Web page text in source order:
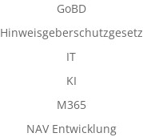
GoBD
Hinweisgeberschutzgesetz
IT
KI
M365
NAV Entwicklung